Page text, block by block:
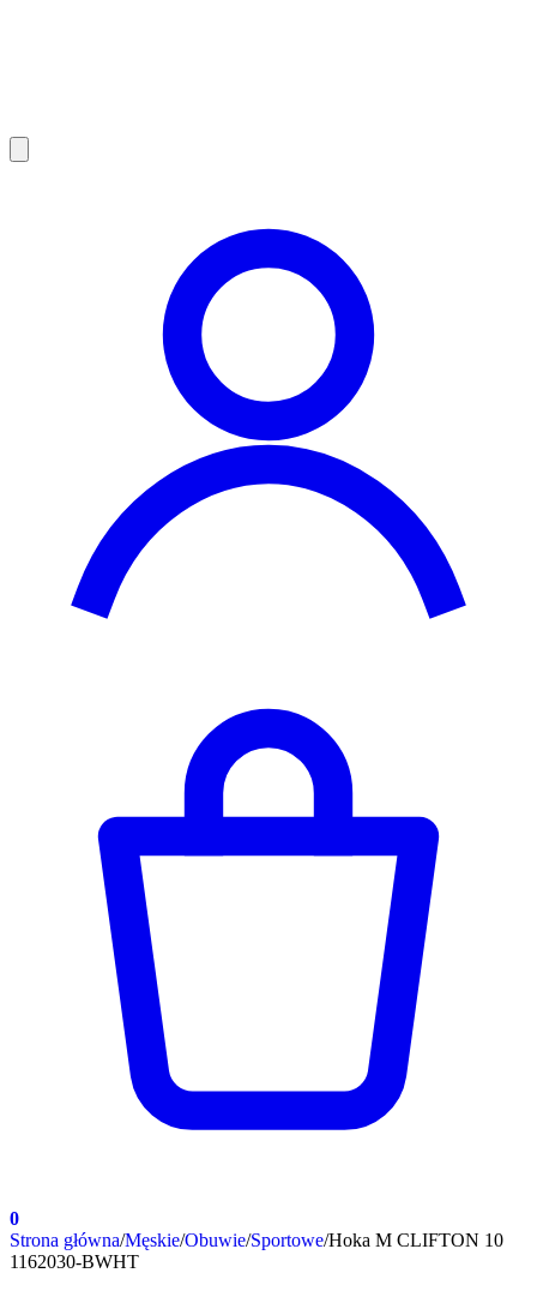
0
Strona główna/Męskie/Obuwie/Sportowe/Hoka M CLIFTON 10
1162030-BWHT